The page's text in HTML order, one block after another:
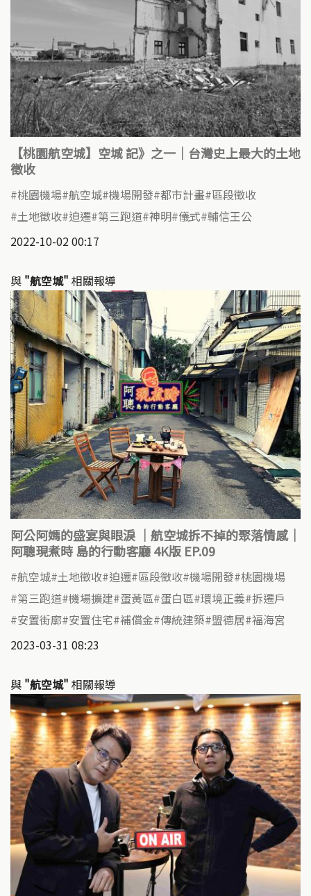
【桃園航空城】空城 記》之一｜台灣史上最大的土地
徵收
桃園機場 航空城 機場開發 都市計畫 區段徵收
土地徵收 迫遷 第三跑道 神明 儀式 輔信王公
2022-10-02 00:17
與 "航空城" 相關報導
阿公阿媽的盛宴與眼淚 ｜航空城拆不掉的聚落情感｜
阿聰現煮時 島的行動客廳 4K版 EP.09
航空城 土地徵收 迫遷 區段徵收 機場開發 桃園機場
第三跑道 機場擴建 蛋黃區 蛋白區 環境正義 拆遷戶
安置街廓 安置住宅 補償金 傳統建築 盟德居 福海宮
2023-03-31 08:23
與 "航空城" 相關報導